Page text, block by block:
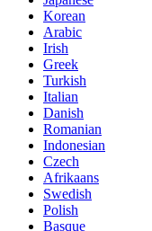
Korean
Arabic
Irish
Greek
Turkish
Italian
Danish
Romanian
Indonesian
Czech
Afrikaans
Swedish
Polish
Basque